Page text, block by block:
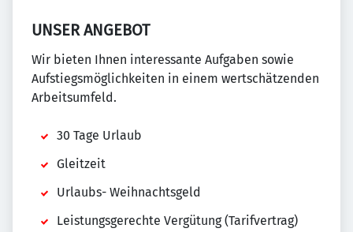
UNSER ANGEBOT
Wir bieten Ihnen interessante Aufgaben sowie
Aufstiegsmöglichkeiten in einem wertschätzenden
Arbeitsumfeld.
30 Tage Urlaub
Gleitzeit
Urlaubs- Weihnachtsgeld
Leistungsgerechte Vergütung (Tarifvertrag)